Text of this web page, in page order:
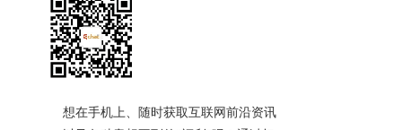
想在手机上、随时获取互联网前沿资讯